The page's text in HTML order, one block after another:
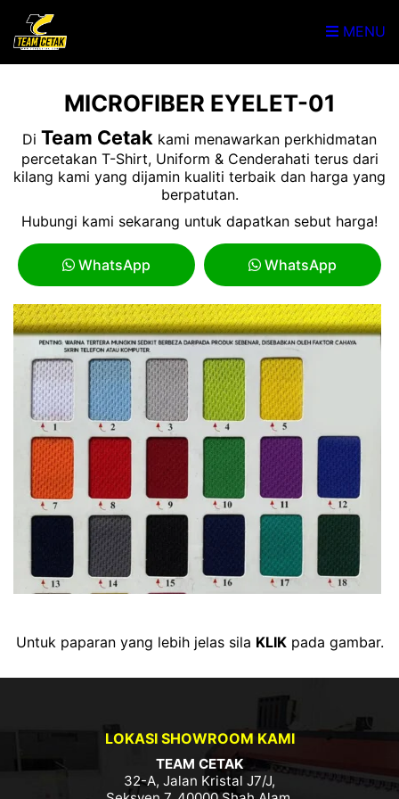
MENU
MICROFIBER EYELET-01
Di Team Cetak kami menawarkan perkhidmatan
percetakan T-Shirt, Uniform & Cenderahati terus dari
kilang kami yang dijamin kualiti terbaik dan harga yang
berpatutan.
Hubungi kami sekarang untuk dapatkan sebut harga!
WhatsApp WhatsApp
Untuk paparan yang lebih jelas sila KLIKpada gambar.
LOKASI SHOWROOM KAMI
TEAM CETAK
32-A, Jalan Kristal J7/J,